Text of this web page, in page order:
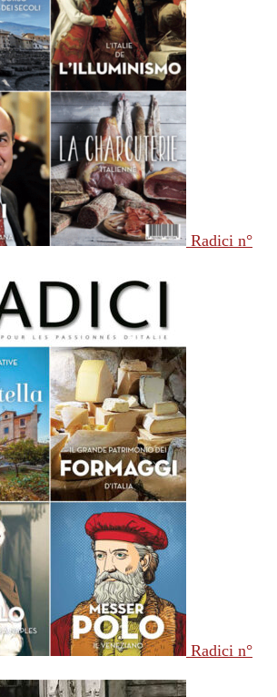
Radici n°
Radici n°